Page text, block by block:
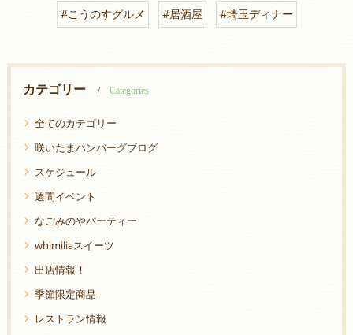
#こうのすグルメ #居酒屋 #埼玉ディナー
カテゴリー Categories
全てのカテゴリー
咲いたまハンバーグブログ
スケジュール
週間イベント
なごみのやパーティー
whimiliaスイーツ
出店情報！
季節限定商品
レストラン情報